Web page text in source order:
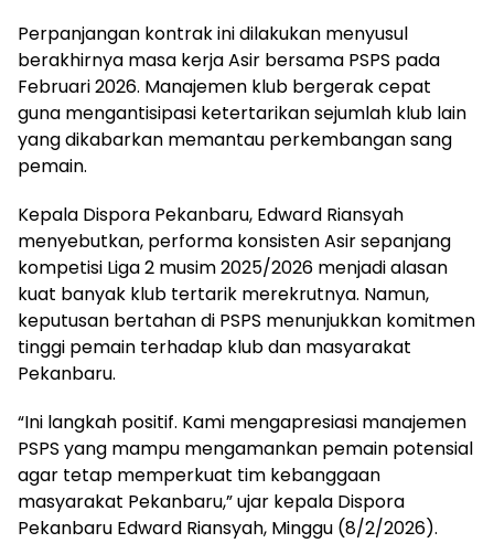
Perpanjangan kontrak ini dilakukan menyusul
berakhirnya masa kerja Asir bersama PSPS pada
Februari 2026. Manajemen klub bergerak cepat
guna mengantisipasi ketertarikan sejumlah klub lain
yang dikabarkan memantau perkembangan sang
pemain.
Kepala Dispora Pekanbaru, Edward Riansyah
menyebutkan, performa konsisten Asir sepanjang
kompetisi Liga 2 musim 2025/2026 menjadi alasan
kuat banyak klub tertarik merekrutnya. Namun,
keputusan bertahan di PSPS menunjukkan komitmen
tinggi pemain terhadap klub dan masyarakat
Pekanbaru.
“Ini langkah positif. Kami mengapresiasi manajemen
PSPS yang mampu mengamankan pemain potensial
agar tetap memperkuat tim kebanggaan
masyarakat Pekanbaru,” ujar kepala Dispora
Pekanbaru Edward Riansyah, Minggu (8/2/2026).